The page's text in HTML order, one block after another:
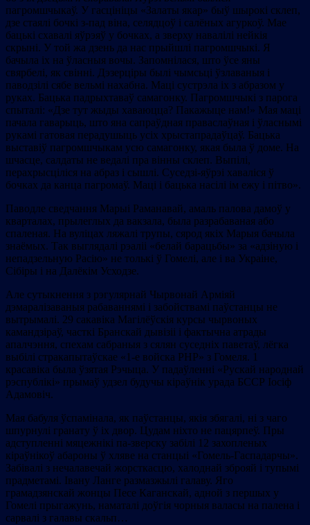
пагромшчыкаў. У гасцініцы «Залаты якар» быў шырокі склеп,
дзе стаялі бочкі з-пад віна, селядцоў і салёных агуркоў. Мае
бацькі схавалі яўрэяў у бочках, а зверху навалілі нейкія
скрыні. У той жа дзень да нас прыйшлі пагромшчыкі. Я
бачыла іх на ўласныя вочы. Запомнілася, што ўсе яны
свярбелі, як свінні. Дэзерціры былі чымсьці ўзлаваныя і
паводзілі сябе вельмі нахабна. Маці сустрэла іх з абразом у
руках. Бацька падрыхтаваў самагонку. Пагромшчыкі з парога
спыталі: «Дзе тут жыды хаваюцца? Пакажыце нам!» Мая маці
пачала гаварыць, што яна сапраўдная праваслаўная і ўласнымі
рукамі гатовая перадушыць усіх хрыстапрадаўцаў. Бацька
выставіў пагромшчыкам усю самагонку, якая была ў доме. На
шчасце, салдаты не ведалі пра вінны склеп. Выпілі,
перахрысціліся на абраз і сышлі. Суседзі-яўрэі хаваліся ў
бочках да канца пагромаў. Маці і бацька насілі ім ежу і пітво».
Паводле сведчання Марыі Раманавай, амаль палова дамоў у
кварталах, прылеглых да вакзала, была разрабаваная або
спаленая. На вуліцах ляжалі трупы, сярод якіх Марыя бачыла
знаёмых. Так выглядалі рэаліі «белай барацьбы» за «адзіную і
непадзельную Расію» не толькі ў Гомелі, але і ва Украіне,
Сібіры і на Далёкім Усходзе.
Але сутыкнення з рэгулярнай Чырвонай Арміяй
дэмаралізаваныя рабаваннямі і забойствамі паўстанцы не
вытрымалі. 29 сакавіка Магілёўскія курсы чырвоных
камандзіраў, часткі Бранскай дывізіі і фактычна атрады
апалчэння, спехам сабраныя з сялян суседніх паветаў, лёгка
выбілі стракапытаўскае «1-е войска РНР» з Гомеля. 1
красавіка была ўзятая Рэчыца. У падаўленні «Рускай народнай
рэспублікі» прымаў удзел будучы кіраўнік урада БССР Іосіф
Адамовіч.
Мая бабуля ўспамінала, як паўстанцы, якія збягалі, ні з чаго
шпурнулі гранату ў іх двор. Цудам ніхто не пацярпеў. Пры
адступленні мяцежнікі па-зверску забілі 12 захопленых
кіраўнікоў абароны ў хляве на станцыі «Гомель-Гаспадарчы».
Забівалі з нечалавечай жорсткасцю, халоднай зброяй і тупымі
прадметамі. Івану Ланге размазжылі галаву. Яго
грамадзянскай жонцы Песе Каганскай, адной з першых у
Гомелі прыгажунь, наматалі доўгія чорныя валасы на палена і
сарвалі з галавы скальп…